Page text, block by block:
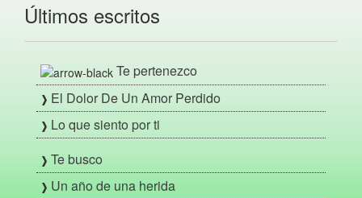
Últimos escritos
Te pertenezco
El Dolor De Un Amor Perdido
Lo que siento por ti
Te busco
Un año de una herida